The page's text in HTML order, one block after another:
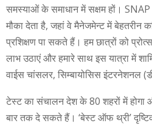
समस्याओं के समाधान में सक्षम हों।
मौका देता है, जहां वे मैनेजमेन्ट में बेहतरीन
प्रशिक्षण पा सकते हैं। हम छात्रों को
लाभ उठाएं और हमारे साथ इस यात्रा में
वाईस चांसलर, सिम्बायोसिस इंटरनेशनल
टेस्ट का संचालन देश के 80 शहरों में होगा
बार तक दे सकते हैं। ‘बेस्ट ऑफ थ्री’